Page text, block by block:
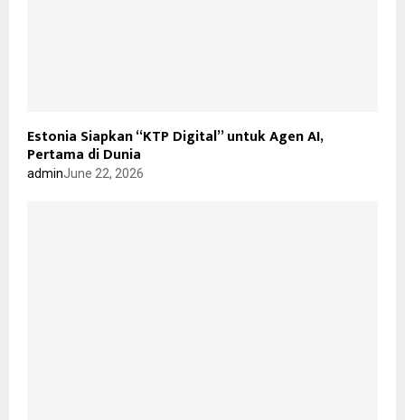
Estonia Siapkan “KTP Digital” untuk Agen AI,
Pertama di Dunia
adminJune 22, 2026